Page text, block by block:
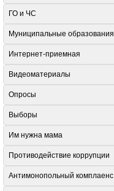
ГО и ЧС
Муниципальные образования
Интернет-приемная
Видеоматериалы
Опросы
Выборы
Им нужна мама
Противодействие коррупции
Антимонопольный комплаенс